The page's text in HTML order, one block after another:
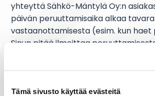
Tämä sivusto käyttää evästeitä
yhteyttä Sähkö-Mäntylä Oy:n
päivän peruuttamisaika alkaa
vastaanottamisesta (esim. kun haet
Sinun pitää ilmoittaa
toisin sovita.